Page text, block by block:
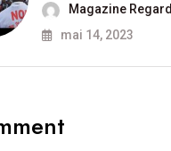
Magazine
mai 14, 2023